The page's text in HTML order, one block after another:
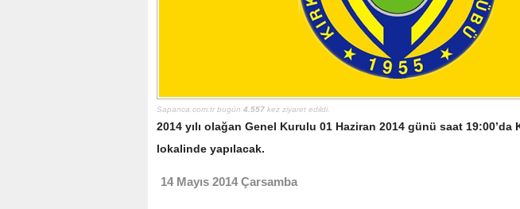
Sapanca.com.tr bugün 4.557kez ziyaret edildi.
2014 yılı olağan Genel Kurulu 01 Haziran 2014 günü saat 19:00’da
lokalinde yapılacak.
14 Mayıs 2014 Çarsamba